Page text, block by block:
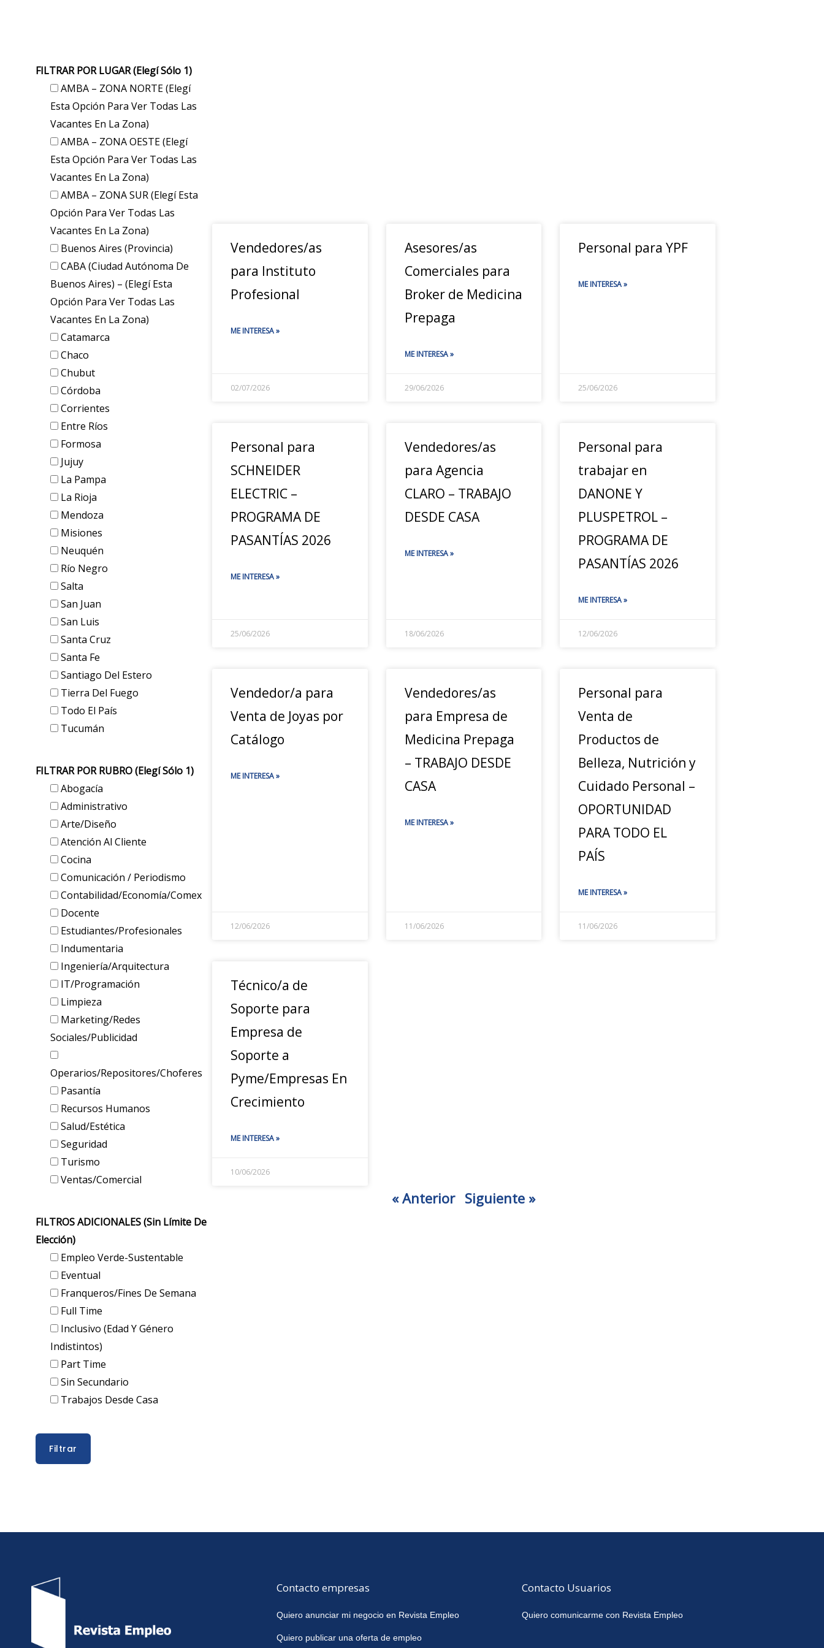
FILTRAR POR LUGAR (elegí Sólo 1)
AMBA – ZONA NORTE (elegí
Esta Opción Para Ver Todas Las
Vacantes En La Zona)
AMBA – ZONA OESTE (elegí
Esta Opción Para Ver Todas Las
Vacantes En La Zona)
AMBA – ZONA SUR (elegí Esta
Opción Para Ver Todas Las
Vacantes En La Zona)
Buenos Aires (provincia)
CABA (Ciudad Autónoma De
Buenos Aires) – (elegí Esta
Opción Para Ver Todas Las
Vacantes En La Zona)
Catamarca
Chaco
Chubut
Córdoba
Corrientes
Entre Ríos
Formosa
Jujuy
La Pampa
La Rioja
Mendoza
Misiones
Neuquén
Río Negro
Salta
San Juan
San Luis
Santa Cruz
Santa Fe
Santiago Del Estero
Tierra Del Fuego
Todo El País
Tucumán
FILTRAR POR RUBRO (elegí Sólo 1)
Abogacía
Administrativo
Arte/Diseño
Atención Al Cliente
Cocina
Comunicación / Periodismo
Contabilidad/Economía/Comex
Docente
Estudiantes/Profesionales
Indumentaria
Ingeniería/Arquitectura
IT/Programación
Limpieza
Marketing/Redes
Sociales/Publicidad
Operarios/Repositores/Choferes
Pasantía
Recursos Humanos
Salud/Estética
Seguridad
Turismo
Ventas/Comercial
FILTROS ADICIONALES (sin Límite De
Elección)
Empleo Verde-Sustentable
Eventual
Franqueros/Fines De Semana
Full Time
Inclusivo (edad Y Género
Indistintos)
Part Time
Sin Secundario
Trabajos Desde Casa
Vendedores/as
para Instituto
Profesional
ME INTERESA »
02/07/2026
Asesores/as
Comerciales para
Broker de Medicina
Prepaga
ME INTERESA »
29/06/2026
Personal para YPF
ME INTERESA »
25/06/2026
Personal para
SCHNEIDER
ELECTRIC –
PROGRAMA DE
PASANTÍAS 2026
ME INTERESA »
25/06/2026
Vendedores/as
para Agencia
CLARO – TRABAJO
DESDE CASA
ME INTERESA »
18/06/2026
Personal para
trabajar en
DANONE Y
PLUSPETROL –
PROGRAMA DE
PASANTÍAS 2026
ME INTERESA »
12/06/2026
Vendedor/a para
Venta de Joyas por
Catálogo
ME INTERESA »
12/06/2026
Vendedores/as
para Empresa de
Medicina Prepaga
– TRABAJO DESDE
CASA
ME INTERESA »
11/06/2026
Personal para
Venta de
Productos de
Belleza, Nutrición y
Cuidado Personal –
OPORTUNIDAD
PARA TODO EL
PAÍS
ME INTERESA »
11/06/2026
Técnico/a de
Soporte para
Empresa de
Soporte a
Pyme/Empresas En
Crecimiento
ME INTERESA »
10/06/2026
« Anterior Siguiente »
Contacto empresas
Quiero anunciar mi negocio en Revista Empleo
Quiero publicar una oferta de empleo
Contacto Usuarios
Quiero comunicarme con Revista Empleo